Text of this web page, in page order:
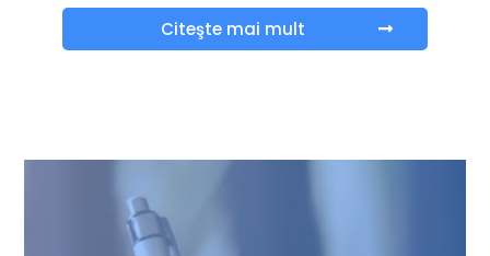
Citeşte mai mult